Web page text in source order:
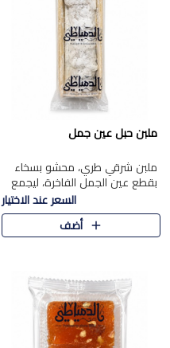
ملبن حبل عين جمل
ملبن شرقي طري، محشو بسخاء
بقطع عين الجمل الفاخرة، ليجمع
بين القوام الناعم وقرمشة الجوز
في مذاق شرقي أصيل.
السعر عند الاختيار
أضف